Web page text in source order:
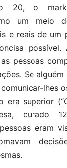
20, o
um meio
e reais de um
possível.
pessoas
Se alguém
lhes
era superior
curado
eram